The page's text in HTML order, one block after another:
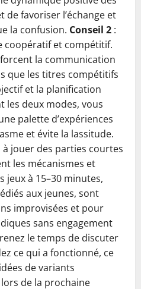
favoriser l’échange et
la confusion. Conseil 2 :
coopératif et compétitif.
la communication
que les titres compétitifs
et la planification
les deux modes, vous
palette d’expériences
et évite la lassitude.
à jouer des parties courtes
les mécanismes et
jeux à 15–30 minutes,
aux jeunes, sont
improvisées et pour
sans engagement
le temps de discuter
ce qui a fonctionné, ce
de variants
de la prochaine